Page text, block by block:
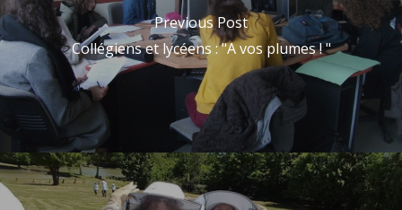
Previous Post
Collégiens et lycéens : "A vos plumes ! "